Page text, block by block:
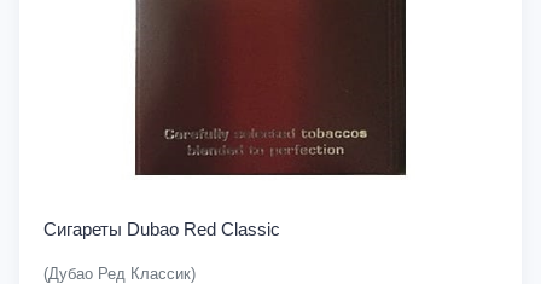
Сигареты Dubao Red Classic
(Дубао Ред Классик)